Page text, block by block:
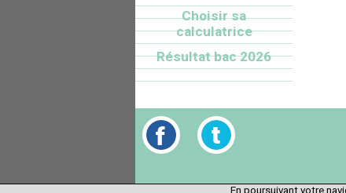
Choisir sa
calculatrice
Résultat bac 2026
En poursuivant votre